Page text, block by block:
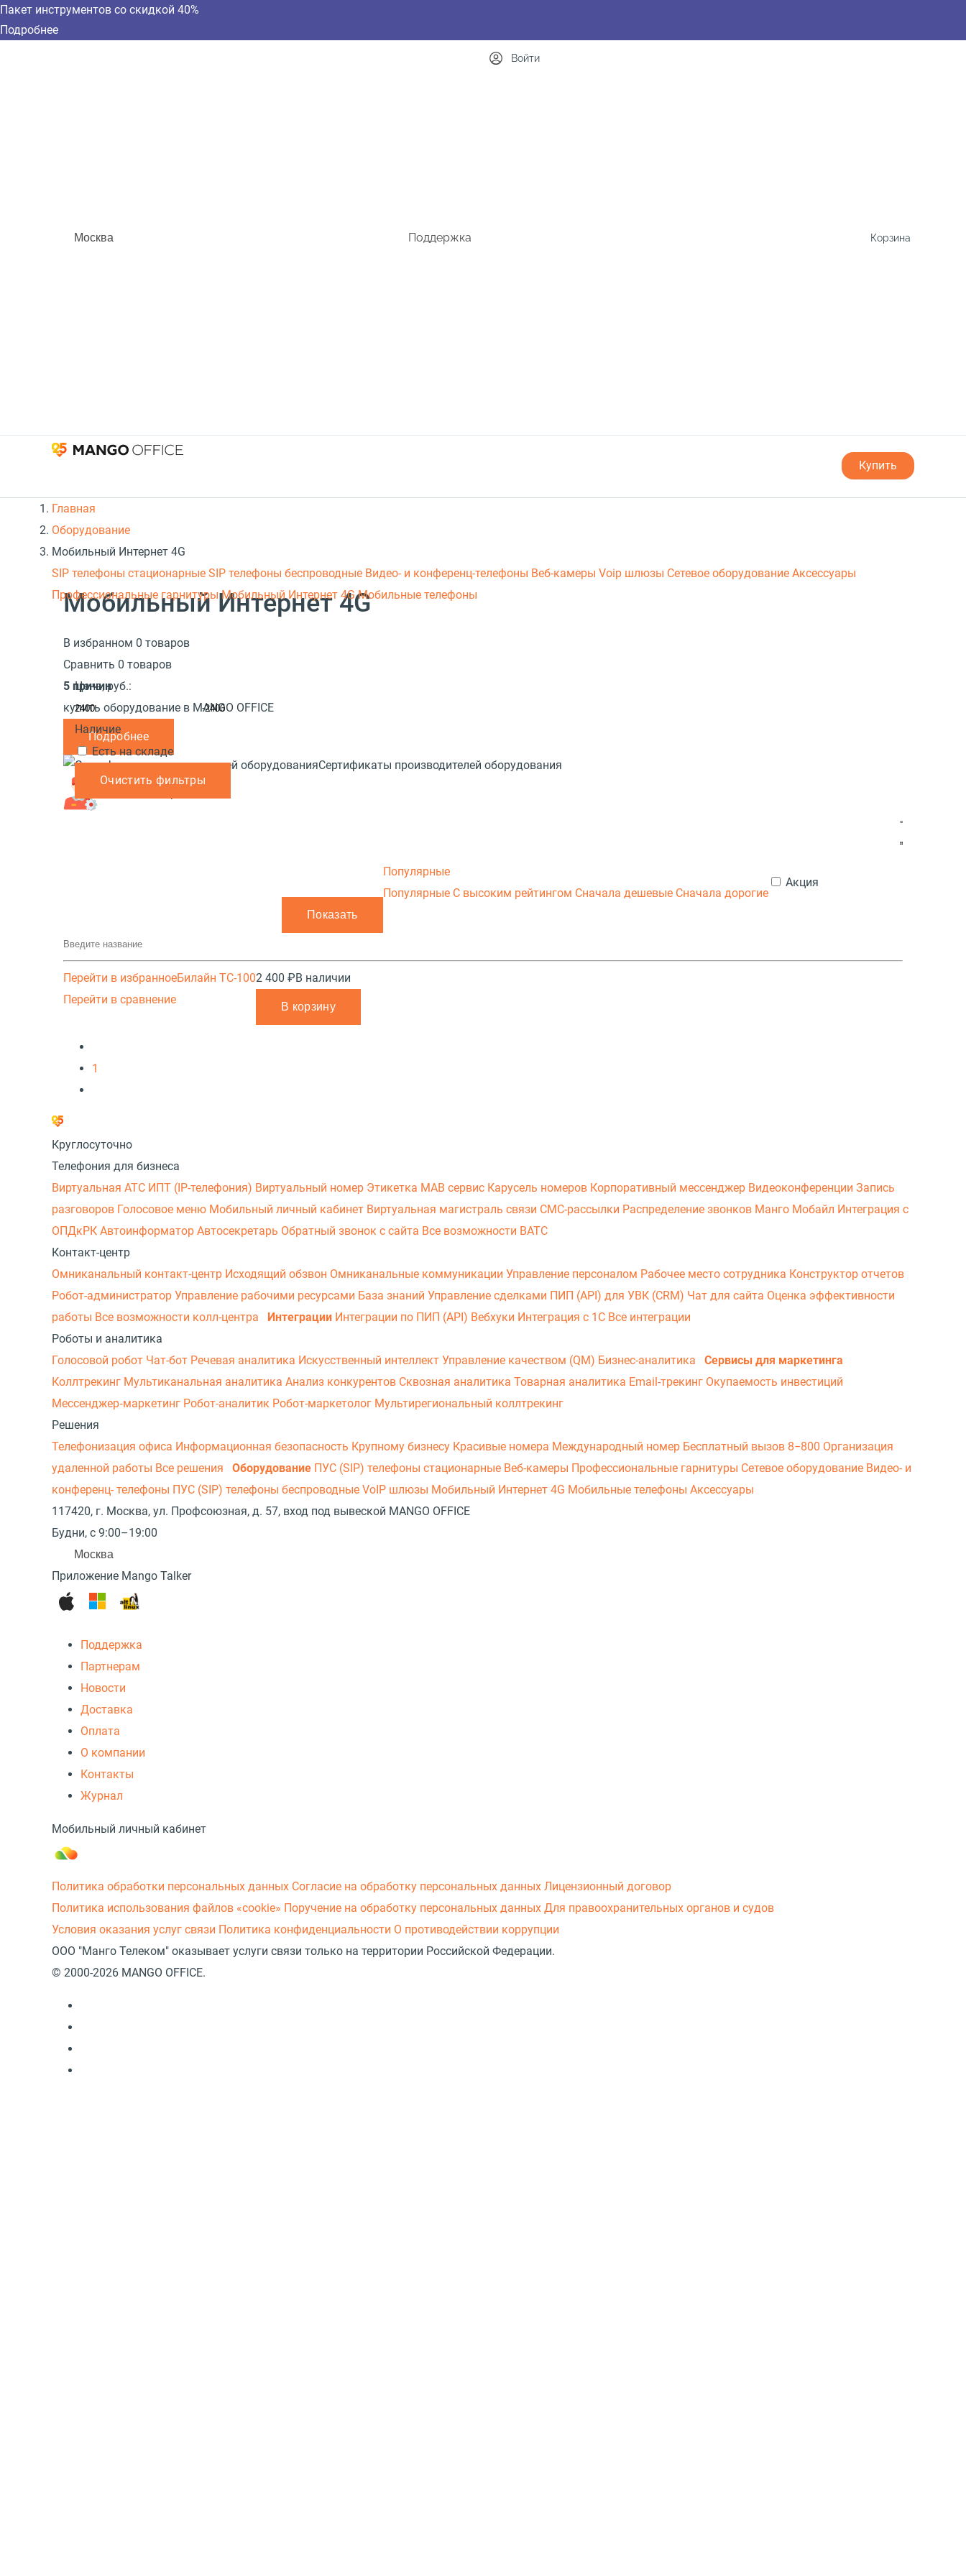
Пакет инструментов со скидкой 40%
Подробнее
Москва Поддержка
Войти
Корзина
Купить
Главная
Оборудование
Мобильный Интернет 4G
SIP телефоны стационарные SIP телефоны беспроводные Видео- и конференц-телефоны Веб-камеры Voip шлюзы Сетевое оборудование Аксессуары
Профессиональные гарнитурыМобильный Интернет 4GМобильные телефоны
Мобильный Интернет 4G
В избранном 0 товаров
Сравнить 0 товаров
Цена, руб.:
-
Наличие
Есть на складе
Очистить фильтры
5 причин
купить оборудование в MANGO OFFICE
Подробнее
Сертификаты производителей оборудования
Популярные
Популярные С высоким рейтингом Сначала дешевые Сначала дорогие
Акция
Перейти в избранное
Перейти в сравнение
Билайн ТС-1002 400 ₽В наличии
В корзину
1
Круглосуточно
Телефония для бизнеса
Виртуальная АТС ИПТ (IP-телефония) Виртуальный номер Этикетка МАВ сервис Карусель номеров Корпоративный мессенджер Видеоконференции Запись
разговоров Голосовое меню Мобильный личный кабинет Виртуальная магистраль связи СМС-рассылки Распределение звонков Манго Мобайл Интеграция с
ОПДкРК Автоинформатор Автосекретарь Обратный звонок с сайта Все возможности ВАТС
Контакт-центр
Омниканальный контакт-центр Исходящий обзвон Омниканальные коммуникации Управление персоналом Рабочее место сотрудника Конструктор отчетов
Робот-администратор Управление рабочими ресурсами База знаний Управление сделками ПИП (API) для УВК (CRM) Чат для сайта Оценка эффективности
работы Все возможности колл-центра Интеграции Интеграции по ПИП (API) Вебхуки Интеграция с 1С Все интеграции
Роботы и аналитика
Голосовой робот Чат-бот Речевая аналитика Искусственный интеллект Управление качеством (QM) Бизнес-аналитика
Сервисы для маркетинга
Коллтрекинг Мультиканальная аналитика Анализ конкурентов Сквозная аналитика Товарная аналитика Email-трекинг Окупаемость инвестиций
Мессенджер‑маркетинг Робот-аналитик Робот-маркетолог Мультирегиональный коллтрекинг
Решения
Телефонизация офиса Информационная безопасность Крупному бизнесу Красивые номера Международный номер Бесплатный вызов 8−800 Организация
удаленной работы Все решения Оборудование ПУС (SIP) телефоны стационарные Веб-камеры Профессиональные гарнитуры Сетевое оборудование Видео- и
конференц- телефоны ПУС (SIP) телефоны беспроводные VoIP шлюзы Мобильный Интернет 4G Мобильные телефоны Аксессуары
117420, г. Москва, ул. Профсоюзная, д. 57, вход под вывеской MANGO OFFICE
Будни, с 9:00–19:00
Москва
Приложение Mango Talker
Поддержка
Партнерам
Новости
Доставка
Оплата
О компании
Контакты
Журнал
Мобильный личный кабинет
Политика обработки персональных данных Согласие на обработку персональных данных Лицензионный договор
Политика использования файлов «cookie» Поручение на обработку персональных данных Для правоохранительных органов и судов
Условия оказания услуг связи Политика конфиденциальности О противодействии коррупции
ООО "Манго Телеком" оказывает услуги связи только на территории Российской Федерации.
© 2000-2026 MANGO OFFICE.